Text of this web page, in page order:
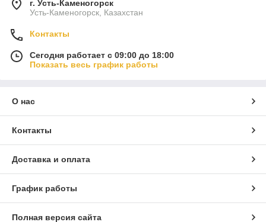
г. Усть-Каменогорск
Усть-Каменогорск, Казахстан
Контакты
Сегодня работает с 09:00 до 18:00
Показать весь график работы
О нас
Контакты
Доставка и оплата
График работы
Полная версия сайта